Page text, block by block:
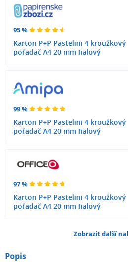
95 %
Karton P+P Pastelini 4 kroužkový
pořadač A4 20 mm fialový
99 %
Karton P+P Pastelini 4 kroužkový
pořadač A4 20 mm fialový
97 %
Karton P+P Pastelini 4 kroužkový
pořadač A4 20 mm fialový
Zobrazit další
Popis